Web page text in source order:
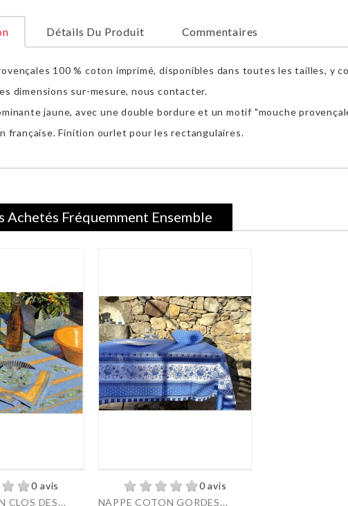
Détails Du Produit Commentaires
100 % coton imprimé, disponibles dans toutes les tailles, y
dimensions sur-mesure, nous contacter.
jaune, avec une double bordure et un motif "mouche
française. Finition ourlet pour les rectangulaires.
Achetés Fréquemment Ensemble
0 avis
CLOS DES...
0 avis
NAPPE COTON GORDES...